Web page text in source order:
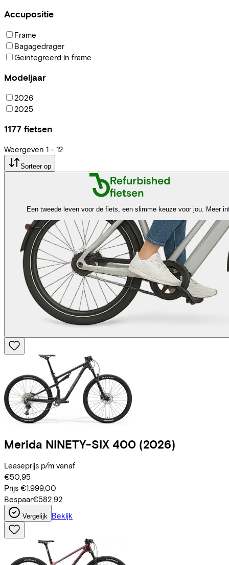
Accupositie
Frame
Bagagedrager
Geïntegreerd in frame
Modeljaar
2026
2025
1177 fietsen
Weergeven 1 - 12
Sorteer op
Een tweede leven voor de fiets, een slimme keuze voor jou. Meer
Merida NINETY-SIX 400 (2026)
Leaseprijs p/m vanaf
€50,95
Prijs €1.999,00
Bespaar€582,92
Vergelijk Bekijk